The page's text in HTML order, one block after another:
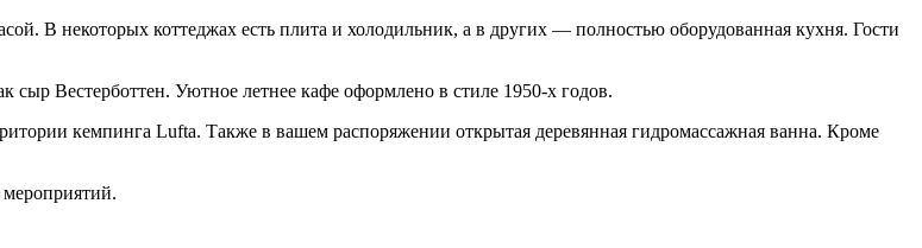
В некоторых коттеджах есть плита и холодильник, а в других — полностью оборудованная кухня. Гости
сыр Вестерботтен. Уютное летнее кафе оформлено в стиле 1950-х годов.
кемпинга Lufta. Также в вашем распоряжении открытая деревянная гидромассажная ванна. Кроме